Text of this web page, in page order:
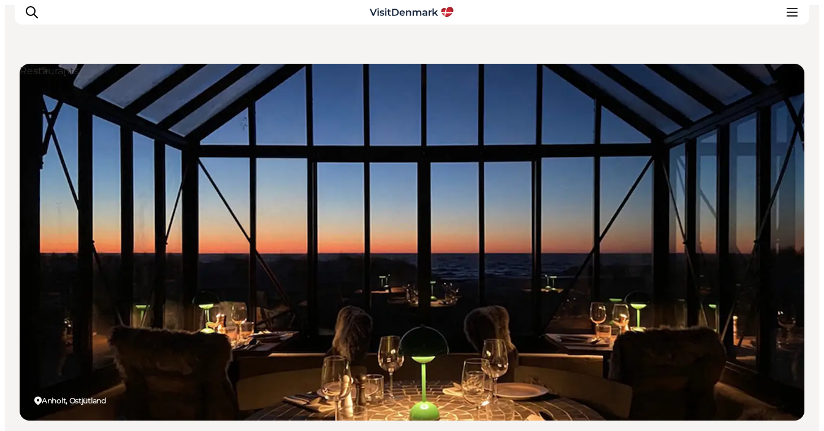
Inspiration
Regionen
Erlebnisse
Unterkünfte
Reiseplanung
Anholt, Ostjütland
Restaurants